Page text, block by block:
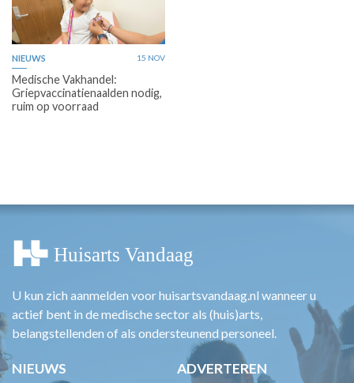
NIEUWS 15 NOV
Medische Vakhandel:
Griepvaccinatienaalden nodig,
ruim op voorraad
U kun zich aanmelden voor huisartsvandaag.nl wanneer u
actief bent in de medische sector als (huis)arts,
belangstellenden of als ondersteunend personeel.
NIEUWS ADVERTEREN